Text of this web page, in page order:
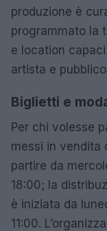
produzione è
programmato la
e location
artista e
Biglietti e
Per chi volesse
messi in vendita
partire da
18:00; la
è iniziata da
11:00.